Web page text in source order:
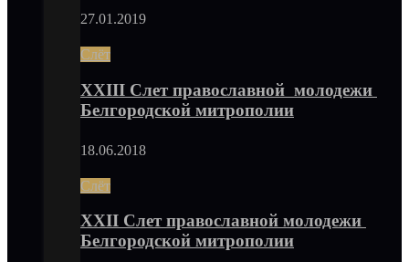
27.01.2019
Слёт
XXIII Слет православной молодежи
Белгородской митрополии
18.06.2018
Слёт
XXII Слет православной молодежи
Белгородской митрополии